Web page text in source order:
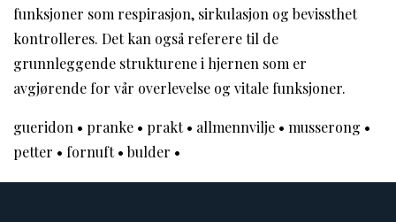
funksjoner som respirasjon, sirkulasjon og bevissthet
kontrolleres. Det kan også referere til de
grunnleggende strukturene i hjernen som er
avgjørende for vår overlevelse og vitale funksjoner.
gueridon • pranke • prakt• allmennvilje • musserong •
petter • fornuft• bulder •